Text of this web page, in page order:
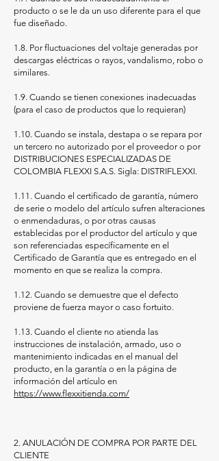
producto o se le da un uso diferente para el que
fue diseñado.
1.8. Por fluctuaciones del voltaje generadas por
descargas eléctricas o rayos, vandalismo, robo o
similares.
1.9. Cuando se tienen conexiones inadecuadas
(para el caso de productos que lo requieran)
1.10. Cuando se instala, destapa o se repara por
un tercero no autorizado por el proveedor o por
DISTRIBUCIONES ESPECIALIZADAS DE
COLOMBIA FLEXXI S.A.S. Sigla: DISTRIFLEXXI.
1.11. Cuando el certificado de garantía, número
de serie o modelo del artículo sufren alteraciones
o enmendaduras, o por otras causas
establecidas por el productor del artículo y que
son referenciadas específicamente en el
Certificado de Garantía que es entregado en el
momento en que se realiza la compra.
1.12. Cuando se demuestre que el defecto
proviene de fuerza mayor o caso fortuito.
1.13. Cuando el cliente no atienda las
instrucciones de instalación, armado, uso o
mantenimiento indicadas en el manual del
producto, en la garantía o en la página de
información del artículo en
https://www.flexxitienda.com/
2. ANULACIÓN DE COMPRA POR PARTE DEL
CLIENTE